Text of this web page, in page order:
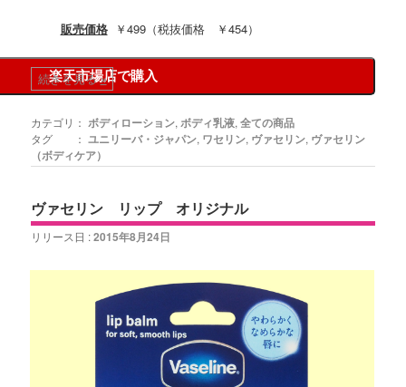
販売価格￥499（税抜価格 ￥454）
楽天市場店で購入
続きを見る»
カテゴリ： ボディローション, ボディ乳液,全ての商品
タグ ： ユニリーバ・ジャパン, ワセリン, ヴァセリン, ヴァセリン
（ボディケア）
ヴァセリン リップ オリジナル
リリース日 :2015年8月24日